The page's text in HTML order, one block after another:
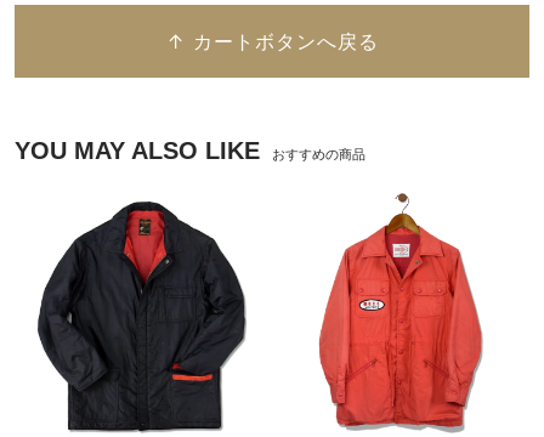
↑ カートボタンへ戻る
YOU MAY ALSO LIKE おすすめの商品